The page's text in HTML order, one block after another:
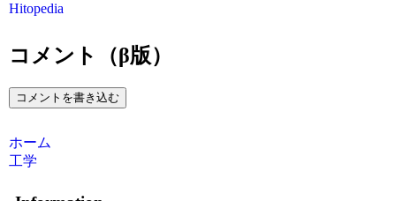
Hitopedia
コメント（β版）
コメントを書き込む
ホーム
工学